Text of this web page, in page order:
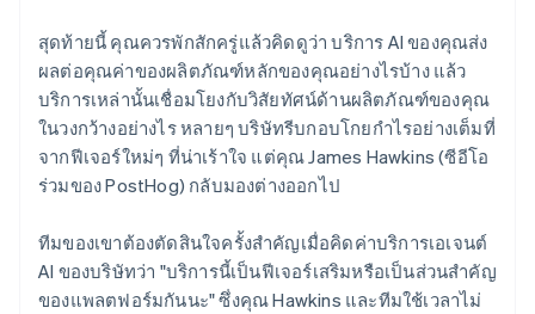
สุดท้ายนี้ คุณควรพักสักครู่แล้วคิดดูว่า บริการ AI ของคุณส่ง
ผลต่อคุณค่าของผลิตภัณฑ์หลักของคุณอย่างไรบ้าง แล้ว
บริการเหล่านั้นเชื่อมโยงกับวิสัยทัศน์ด้านผลิตภัณฑ์ของคุณ
ในวงกว้างอย่างไร หลายๆ บริษัทรีบกอบโกยกำไรอย่างเต็มที่
จากฟีเจอร์ใหม่ๆ ที่น่าเร้าใจ แต่คุณ James Hawkins (ซีอีโอ
ร่วมของ PostHog) กลับมองต่างออกไป
ทีมของเขาต้องตัดสินใจครั้งสำคัญเมื่อคิดค่าบริการเอเจนต์
AI ของบริษัทว่า "บริการนี้เป็นฟีเจอร์เสริมหรือเป็นส่วนสำคัญ
ของแพลตฟอร์มกันนะ" ซึ่งคุณ Hawkins และทีมใช้เวลาไม่